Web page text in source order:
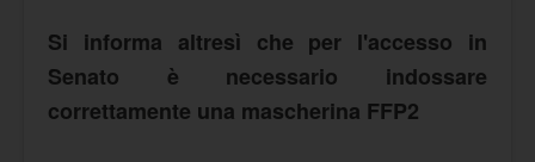
Si informa altresì che per l'accesso in
Senato è necessario indossare
correttamente una mascherina FFP2